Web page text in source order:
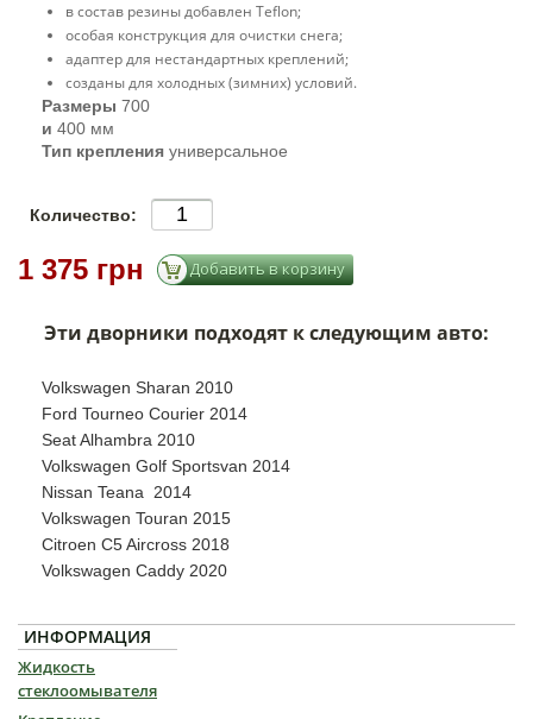
в состав резины добавлен Teflon;
особая конструкция для очистки снега;
адаптер для нестандартных креплений;
созданы для холодных (зимних) условий.
Размеры 700
и 400 мм
Тип крепления универсальное
Количество:
1 375 грн
Эти дворники подходят к следующим авто:
Volkswagen Sharan 2010
Ford Tourneo Courier 2014
Seat Alhambra 2010
Volkswagen Golf Sportsvan 2014
Nissan Teana 2014
Volkswagen Touran 2015
Citroen C5 Aircross 2018
Volkswagen Caddy 2020
ИНФОРМАЦИЯ
Жидкость
стеклоомывателя